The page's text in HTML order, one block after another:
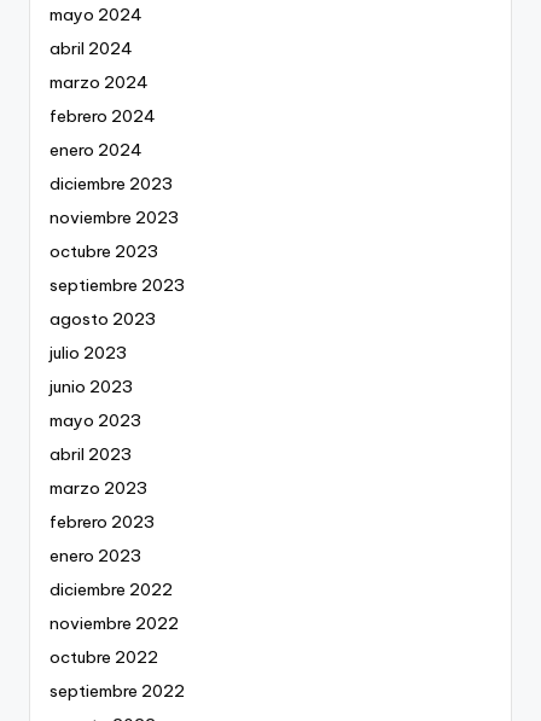
mayo 2024
abril 2024
marzo 2024
febrero 2024
enero 2024
diciembre 2023
noviembre 2023
octubre 2023
septiembre 2023
agosto 2023
julio 2023
junio 2023
mayo 2023
abril 2023
marzo 2023
febrero 2023
enero 2023
diciembre 2022
noviembre 2022
octubre 2022
septiembre 2022